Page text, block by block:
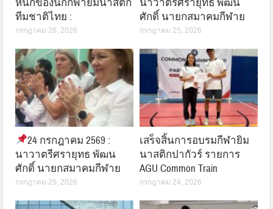
หนักของนักกีฬายิมนาสติก
ทีมชาติไทย :
กรกฎาคม 26, 2026
นาวาตรีศรายุทธ พัฒน
ศักดิ์ นายกสมาคมกีฬาย
กรกฎาคม 25, 2026
24 กรกฎาคม 2569 :
นาวาตรีศรายุทธ พัฒน
ศักดิ์ นายกสมาคมกีฬาย
กรกฎาคม 25, 2026
เสร็จสิ้นการอบรมกีฬายิม
นาสติกปากัวร์ รายการ
AGU Common Train
กรกฎาคม 24, 2026